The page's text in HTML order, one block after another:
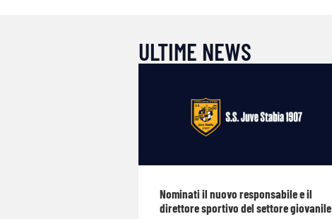
ULTIME NEWS
Nominati il nuovo responsabile e il
direttore sportivo del settore giovanile